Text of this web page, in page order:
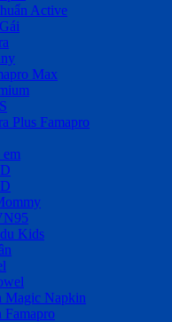
Active
Max
Plus Famapro
Kids
Magic Napkin
Famapro